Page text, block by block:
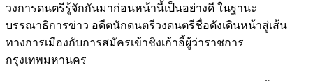
วงการดนตรีรู้จักกันมาก่อนหน้านี้เป็นอย่างดี ในฐานะ
บรรณาธิการข่าว อดีตนักดนตรีวงดนตรีชื่อดังเดินหน้าสู่เส้น
ทางการเมืองกับการสมัครเข้าชิงเก้าอี้ผู้ว่าราชการ
กรุงเทพมหานคร